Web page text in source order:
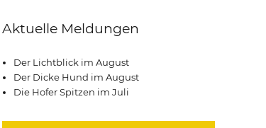
Aktuelle Meldungen
Der Lichtblick im August
Der Dicke Hund im August
Die Hofer Spitzen im Juli